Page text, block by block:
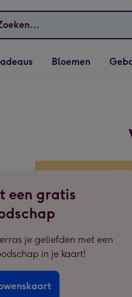
openen
Vervolgkeuzelijst
Bloemen openen
Bloemen
een gratis
je geliefden met een
in je kaart!